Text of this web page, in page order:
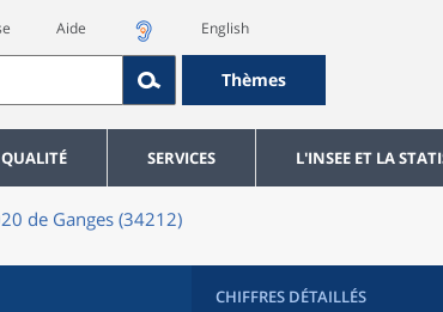
Aide English
Thèmes
SERVICES L'INSEE ET LA
de Ganges (34212)
CHIFFRES DÉTAILLÉS